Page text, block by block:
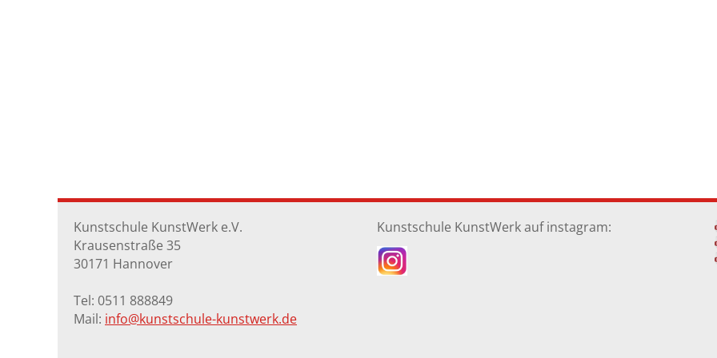
Kunstschule KunstWerk e.V.
Krausenstraße 35
30171 Hannover
Tel: 0511 888849
Mail: info@kunstschule-kunstwerk.de
Kunstschule KunstWerk auf instagram: